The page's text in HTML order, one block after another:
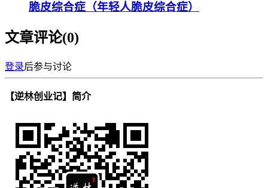
脆皮综合症（年轻人脆皮综合症）
文章评论(0)
登录后参与讨论
【逆林创业记】简介